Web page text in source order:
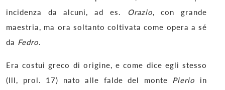
incidenza da alcuni, ad es. Orazio, con grande
maestria, ma ora soltanto coltivata come opera a sé
da Fedro.
Era costui greco di origine, e come dice egli stesso
(Ill, prol. 17) nato alle falde del monte Pierio in